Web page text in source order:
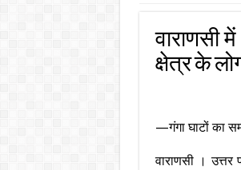
वाराणसी
क्षेत्र के
—गंगा घाटों का
वाराणसी ।